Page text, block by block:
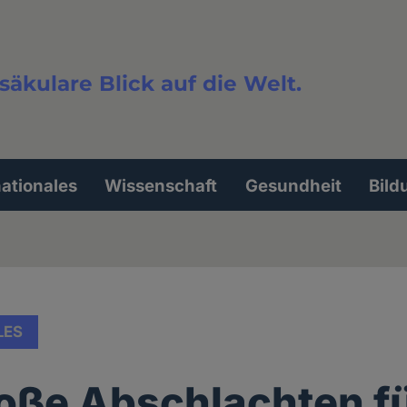
Blick auf die Welt.
Wissenschaft Gesundheit